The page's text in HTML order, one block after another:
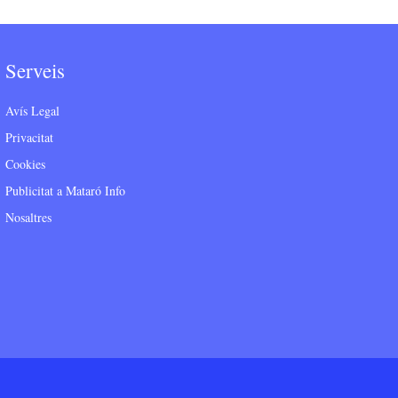
Serveis
Avís Legal
Privacitat
Cookies
Publicitat a Mataró Info
Nosaltres